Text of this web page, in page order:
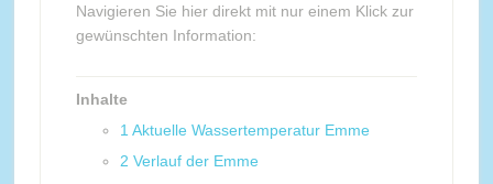
Navigieren Sie hier direkt mit nur einem Klick zur
gewünschten Information:
Inhalte
1 Aktuelle Wassertemperatur Emme
2 Verlauf der Emme